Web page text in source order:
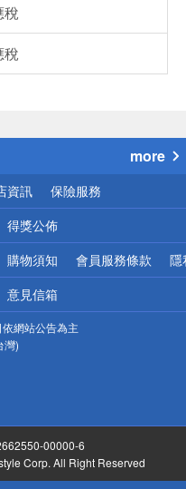
稅
稅
more
資訊 保險服務
得獎公佈
購物須知 會員服務條款 隱
意見信箱
網站公告為主
灣)
00000-6
Corp. All Right Reserved